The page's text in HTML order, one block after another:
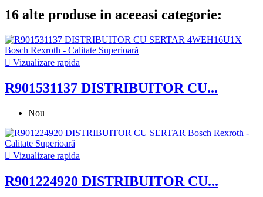
16 alte produse in aceeasi categorie:
 Vizualizare rapida
R901531137 DISTRIBUITOR CU...
Nou
 Vizualizare rapida
R901224920 DISTRIBUITOR CU...